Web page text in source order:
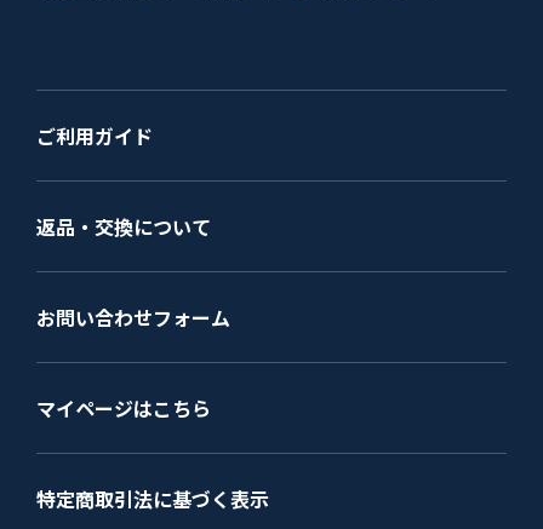
ご利用ガイド
返品・交換について
お問い合わせフォーム
マイページはこちら
特定商取引法に基づく表示